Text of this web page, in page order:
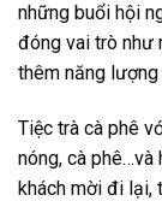
những buổi hội
đóng vai trò như
thêm năng
Tiệc trà cà phê
nóng, cà
khách mời đi lại,